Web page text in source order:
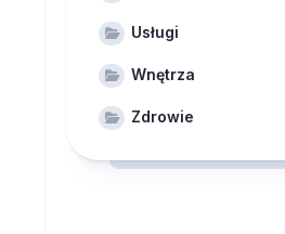
Usługi
Wnętrza
Zdrowie